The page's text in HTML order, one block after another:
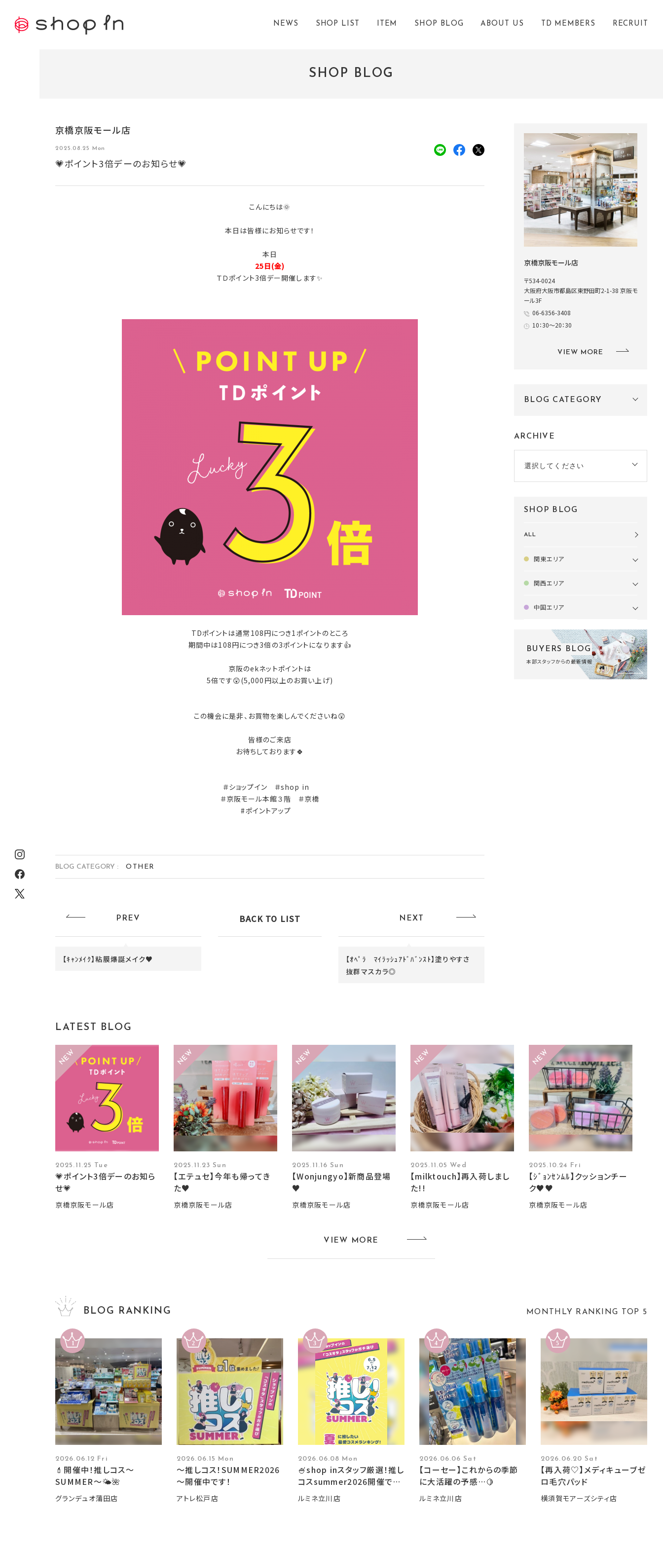
NEWS SHOP LIST ITEM SHOP BLOG ABOUT US TD MEMBERS RECRUIT
SHOP BLOG
京橋京阪モール店
2025.08.25 Mon
💗ポイント3倍デーのお知らせ💗
こんにちは🌞
本日は皆様にお知らせです！
本日
25日(金)
ＴＤポイント3倍デー開催します✨
TDポイントは通常108円につき1ポイントのところ
期間中は108円につき3倍の3ポイントになります👍
京阪のekネットポイントは
5倍です😲(5,000円以上のお買い上げ)
この機会に是非、お買物を楽しんでくださいね😲
皆様のご来店
お待ちしております🍀
＃ショップイン ＃shop in
＃京阪モール本館３階 ＃京橋
#ポイントアップ
BLOG CATEGORY : OTHER
PREV
【ｷｬﾝﾒｲｸ】粘膜爆誕メイク♥
BACK TO LIST NEXT
【ｵﾍﾟﾗ ﾏｲﾗｯｼｭｱﾄﾞﾊﾞﾝｽﾄ】塗りやすさ
抜群マスカラ◎
京橋京阪モール店
〒534-0024
大阪府大阪市都島区東野田町2-1-38 京阪モ
ール3F
06-6356-3408
10：30～20：30
VIEW MORE
BLOG CATEGORY
ARCHIVE
選択してください
SHOP BLOG
ALL
関東エリア
関西エリア
中国エリア
BUYERS BLOG
本部スタッフからの最新情報
LATEST BLOG
2025.11.25 Tue
💗ポイント3倍デーのお知ら
せ💗
京橋京阪モール店
2025.11.23 Sun
【エテュセ】今年も帰ってき
た♥
京橋京阪モール店
2025.11.16 Sun
【Wonjungyo】新商品登場
♥
京橋京阪モール店
2025.11.05 Wed
【milktouch】再入荷しまし
た!!
京橋京阪モール店
2025.10.24 Fri
【ｼﾞｮﾝｾﾝﾑﾙ】クッションチー
ク♥♥
京橋京阪モール店
VIEW MORE
BLOG RANKING MONTHLY RANKING TOP 5
2026.06.12 Fri
💄開催中！推しコス〜
SUMMER〜🌤️🌺
グランデュオ蒲田店
2026.06.15 Mon
～推しコス！SUMMER2026
～開催中です！
アトレ松戸店
2026.06.08 Mon
🍧shop inスタッフ厳選！推し
コスsummer2026開催です
🍧
ルミネ立川店
2026.06.06 Sat
【コーセー】これからの季節
に大活躍の予感…🍋
ルミネ立川店
2026.06.20 Sat
【再入荷♡】メディキューブゼ
ロ毛穴パッド
横須賀モアーズシティ店